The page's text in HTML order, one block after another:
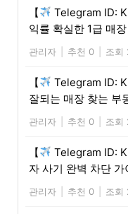
【
Telegram ID:
익률 확실한 1급 매
관리자 추천 0 조회
【
Telegram ID:
잘되는 매장 찾는 부
관리자 추천 0 조회
【
Telegram ID:
자 사기 완벽 차단 가
관리자 추천 0 조회